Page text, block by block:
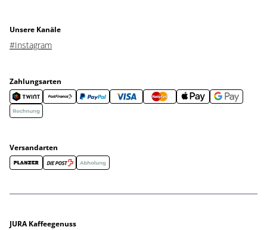
Unsere Kanäle
#Instagram
Zahlungsarten
Versandarten
JURA Kaffeegenuss